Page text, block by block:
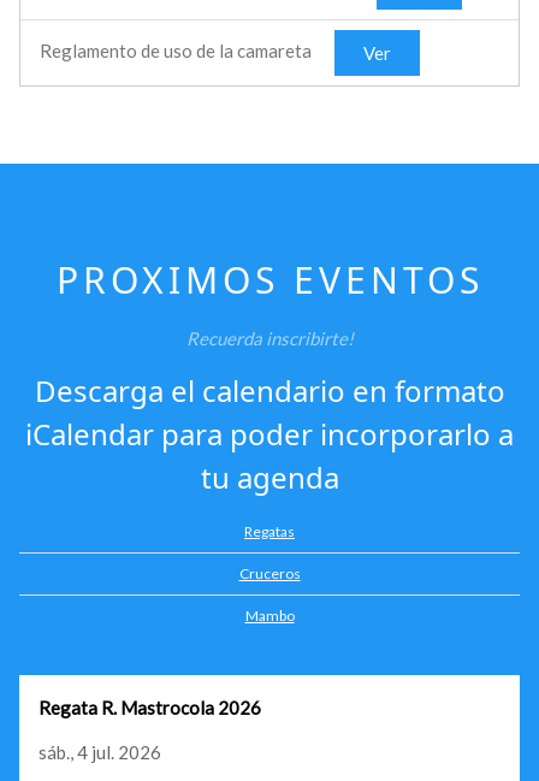
Reglamento de uso de la camareta Ver
PROXIMOS EVENTOS
Recuerda inscribirte!
Descarga el calendario en formato
iCalendar para poder incorporarlo a
tu agenda
Regatas
Cruceros
Mambo
Regata R. Mastrocola 2026
sáb., 4 jul. 2026